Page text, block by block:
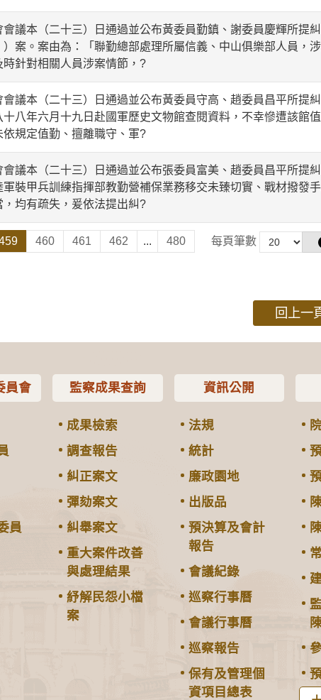
本（二十三）日通過並公布黃委員勤鎮、謝委員慶輝所提糾
案。案由為：「聯勤總部處理所屬信義、中山俱樂部人員，
針對相關人員涉案情節，?
本（二十三）日通過並公布黃委員守高、趙委員昌平所提糾
十八年六月十九日赴國軍歷史文物館查閱資料，不幸慘遭該館
規定值勤、擅離職守、軍?
本（二十三）日通過並公布張委員富美、趙委員昌平所提
裝甲兵訓練指揮部教勤營補保業務移交未臻切實、戰材撥發
均有疏失，爰依法提出糾?
460 461 462 ... 480 每頁筆數
回上一
員會
員
監察成果查詢
成果檢索
調查報告
糾正案文
彈劾案文
糾舉案文
重大案件改善
與處理結果
紓解民怨小檔
案
資訊公開
法規
統計
廉政園地
出版品
預決算及會計
報告
會議紀錄
巡察行事曆
會議行事曆
巡察報告
保有及管理個
資項目總表